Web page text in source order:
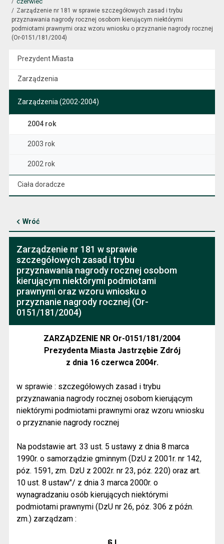
Zarządzenie nr 181 w sprawie szczegółowych zasad i trybu
przyznawania nagrody rocznej osobom kierującym niektórymi
podmiotami prawnymi oraz wzoru wniosku o przyznanie nagrody rocznej
(Or-0151/181/2004)
Prezydent Miasta
Zarządzenia
Zarządzenia (2002-2004)
2004 rok
2003 rok
2002 rok
Ciała doradcze
Wróć
Zarządzenie nr 181 w sprawie
szczegółowych zasad i trybu
przyznawania nagrody rocznej osobom
kierującym niektórymi podmiotami
prawnymi oraz wzoru wniosku o
przyznanie nagrody rocznej (Or-
0151/181/2004)
ZARZĄDZENIE NR Or-0151/181/2004
Prezydenta Miasta Jastrzębie Zdrój
z dnia 16 czerwca 2004r.
w sprawie : szczegółowych zasad i trybu
przyznawania nagrody rocznej osobom kierującym
niektórymi podmiotami prawnymi oraz wzoru wniosku
o przyznanie nagrody rocznej
Na podstawie art. 33 ust. 5 ustawy z dnia 8 marca
1990r. o samorządzie gminnym (DzU z 2001r. nr 142,
póz. 1591, zm. DzU z 2002r. nr 23, póz. 220) oraz art.
10 ust. 8 ustaw"/ z dnia 3 marca 2000r. o
wynagradzaniu osób kierujących niektórymi
podmiotami prawnymi (DzU nr 26, póz. 306 z późn.
zm.) zarządzam :